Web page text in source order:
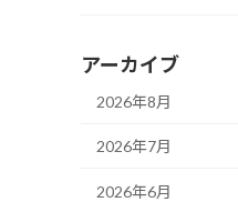
アーカイブ
2026年8月
2026年7月
2026年6月